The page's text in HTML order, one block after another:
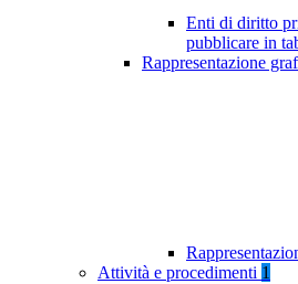
Enti di diritto
pubblicare in
Rappresentazione
Attività e procedimenti 1